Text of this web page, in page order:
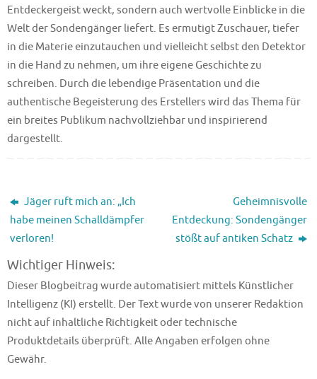
Entdeckergeist weckt, sondern auch wertvolle Einblicke in die
Welt der Sondengänger liefert. Es ermutigt Zuschauer, tiefer
in die Materie einzutauchen und vielleicht selbst den Detektor
in die Hand zu nehmen, um ihre eigene Geschichte zu
schreiben. Durch die lebendige Präsentation und die
authentische Begeisterung des Erstellers wird das Thema für
ein breites Publikum nachvollziehbar und inspirierend
dargestellt.
Jäger ruft mich an: „Ich
habe meinen Schalldämpfer
verloren!
Geheimnisvolle
Entdeckung: Sondengänger
stößt auf antiken Schatz
Wichtiger Hinweis:
Dieser Blogbeitrag wurde automatisiert mittels Künstlicher
Intelligenz (KI) erstellt. Der Text wurde von unserer Redaktion
nicht auf inhaltliche Richtigkeit oder technische
Produktdetails überprüft. Alle Angaben erfolgen ohne
Gewähr.